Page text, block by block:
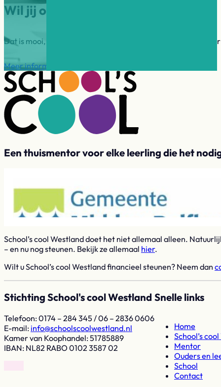
Wil jij ook mentor worden?
Dat is mooi, want School’s cool Westland zoekt mentoren
Meer informatie
Een thuismentor voor elke leerling die het
School’s cool Westland doet het niet allemaal alleen.
– en nu nog steunen. Bekijk ze allemaal hier.
Wilt u School’s cool Westland financieel steunen? Neem dan
Stichting School's cool Westland
Telefoon: 0174 – 284 345 / 06 – 2836 0606
E-mail: ln.dnaltsewloocsloohcs@ofni
Kamer van Koophandel: 51785889
IBAN: NL82 RABO 0102 3587 02
Snelle links
Home
School’s
Mentor
Ouders en
School
Contact